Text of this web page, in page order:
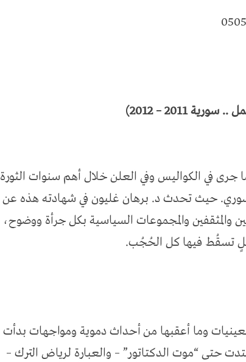
2011 – 2012)
في الكواليس وفي العلن خلال أهم سنوات الثورة
حيث تحدث د. برهان غليون في شهادته هذه عن
والمثقفين والمجموعات السياسية بكل جرأة ووضوح،
تسقُط فيها كل الحُجُب.
وما أعقبها من أحداث دموية ومواجهات بدأت
ثم فترة هدوء نسبي امتدت حتى “موت الدكتاتور” – والعبارة لرياض الترك –